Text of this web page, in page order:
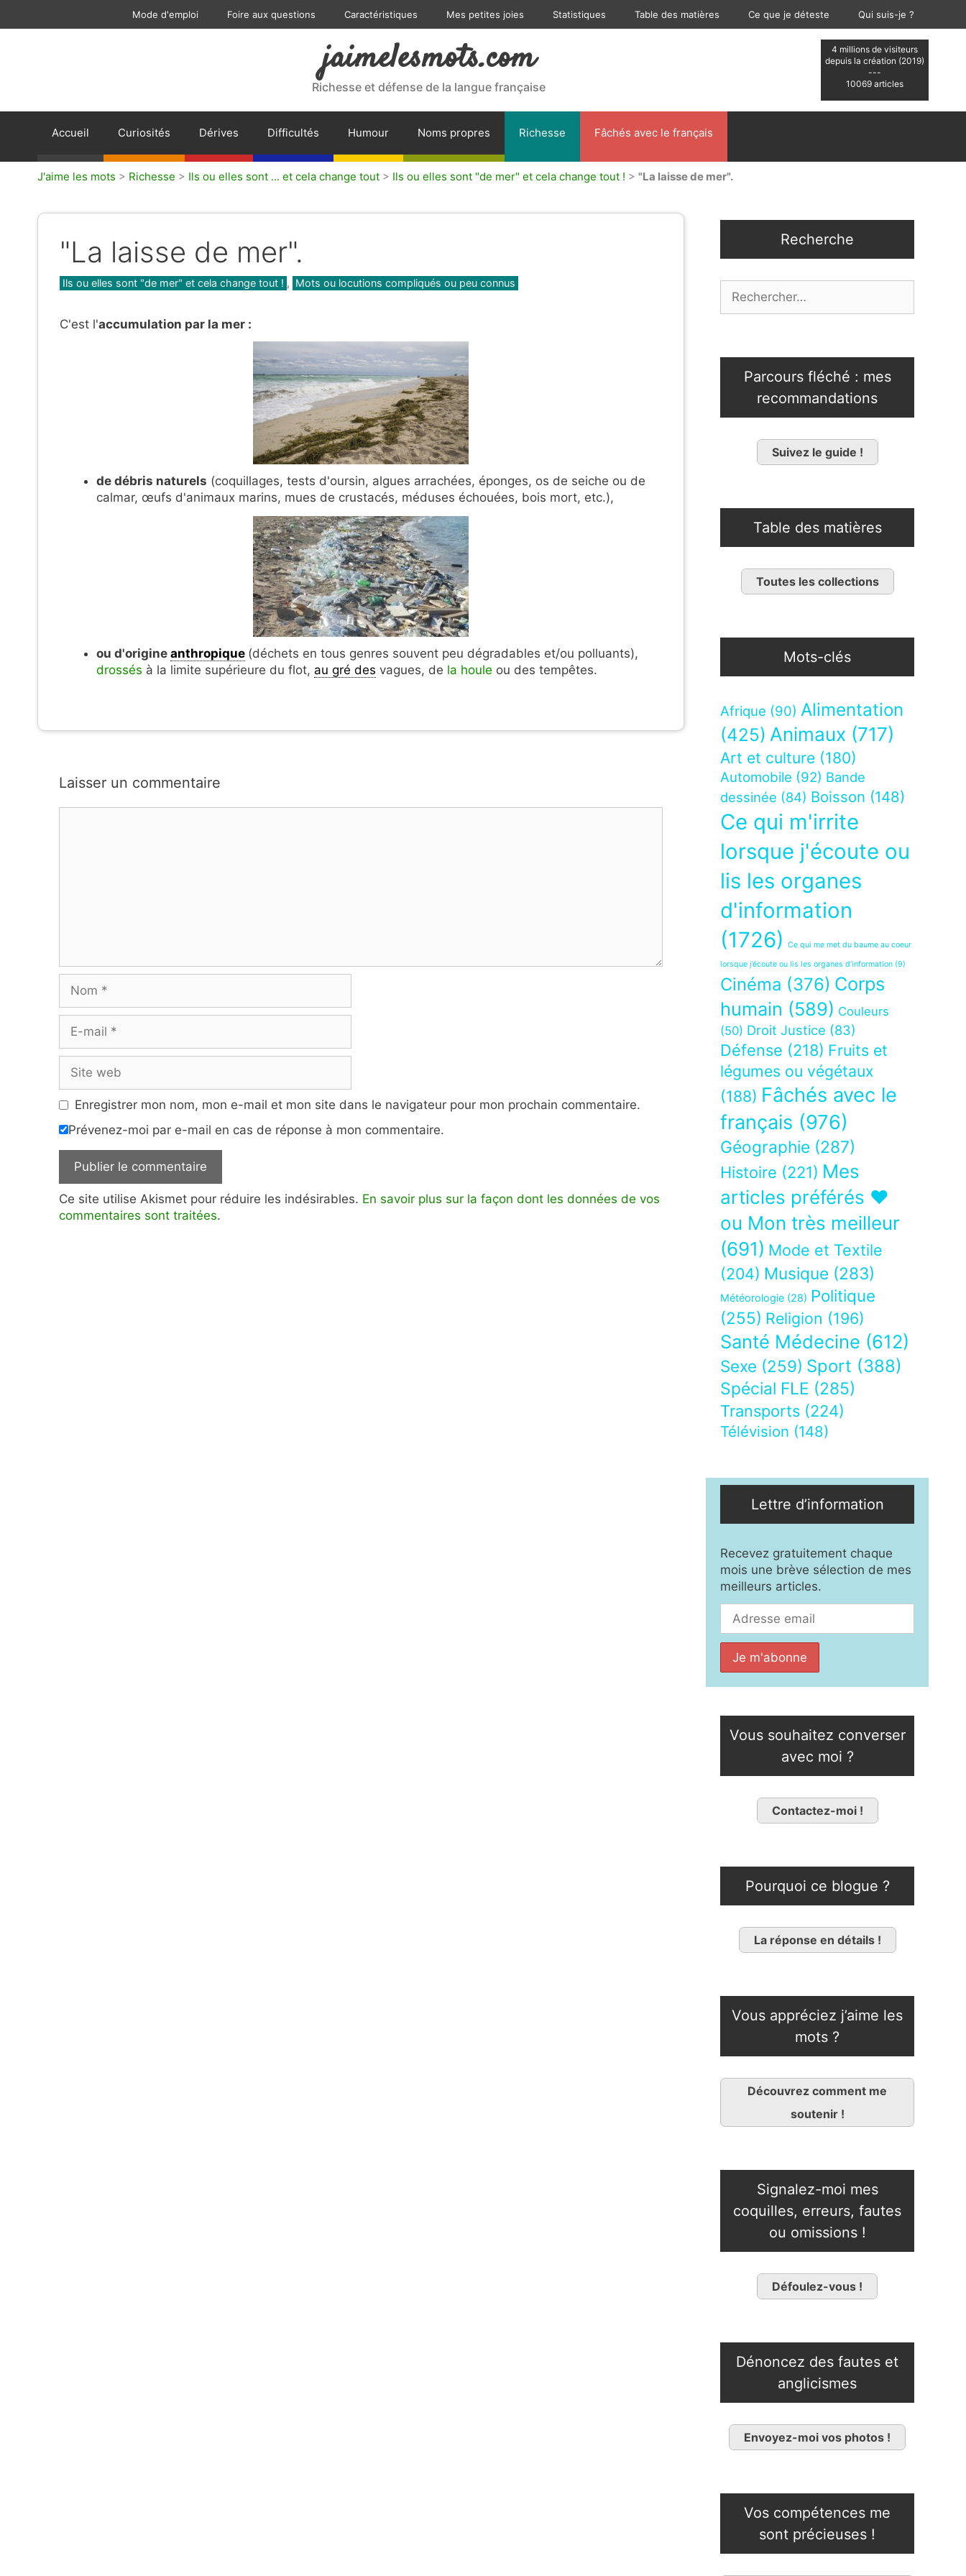
Mode d'emploi Foire aux questions Caractéristiques Mes petites joies Statistiques Table des matières Ce que je déteste Qui suis-je ?
4 millions de visiteurs
depuis la création (2019)
---
10069 articles
jaimelesmots.com
Richesse et défense de la langue française
Accueil Curiosités Dérives Difficultés Humour Noms propres Richesse Fâchés avec le français
J'aime les mots > Richesse > Ils ou elles sont ... et cela change tout > Ils ou elles sont "de mer" et cela change tout ! > "La laisse de mer".
"La laisse de mer".
Catégories
Ils ou elles sont "de mer" et cela change tout ! , Mots ou locutions compliqués ou peu connus
C'est l'accumulation par la mer :
de débris naturels (coquillages, tests d'oursin, algues arrachées, éponges, os de seiche ou de
calmar, œufs d'animaux marins, mues de crustacés, méduses échouées, bois mort, etc.),
ou d'origine anthropique (déchets en tous genres souvent peu dégradables et/ou polluants),
drossés à la limite supérieure du flot, au gré des vagues, de la houle ou des tempêtes.
Laisser un commentaire
mail
web
Enregistrer mon nom, mon e-mail et mon site dans le navigateur pour mon prochain commentaire.
Prévenez-moi par e-mail en cas de réponse à mon commentaire.
Ce site utilise Akismet pour réduire les indésirables. En savoir plus sur la façon dont les données de vos
commentaires sont traitées.
Recherche
Parcours fléché : mes
recommandations
Suivez le guide !
Table des matières
Toutes les collections
Mots-clés
Afrique (90) Alimentation
(425) Animaux (717)
Art et culture (180)
Automobile (92) Bande
dessinée (84) Boisson (148)
Ce qui m'irrite
lorsque j'écoute ou
lis les organes
d'information
(1726)
Ce qui me met du baume au coeur
lorsque j’écoute ou lis les organes d’information (9)
Cinéma (376) Corps
humain (589) Couleurs
(50) Droit Justice (83)
Défense (218) Fruits et
légumes ou végétaux
(188) Fâchés avec le
français (976)
Géographie (287)
Histoire (221) Mes
articles préférés ❤
ou Mon très meilleur
(691) Mode et Textile
(204) Musique (283)
Météorologie (28) Politique
(255) Religion (196)
Santé Médecine (612)
Sexe (259) Sport (388)
Spécial FLE (285)
Transports (224)
Télévision (148)
Lettre d’information
Recevez gratuitement chaque
mois une brève sélection de mes
meilleurs articles.
Vous souhaitez converser
avec moi ?
Contactez-moi !
Pourquoi ce blogue ?
La réponse en détails !
Vous appréciez j’aime les
mots ?
Découvrez comment me
soutenir !
Signalez-moi mes
coquilles, erreurs, fautes
ou omissions !
Défoulez-vous !
Dénoncez des fautes et
anglicismes
Envoyez-moi vos photos !
Vos compétences me
sont précieuses !